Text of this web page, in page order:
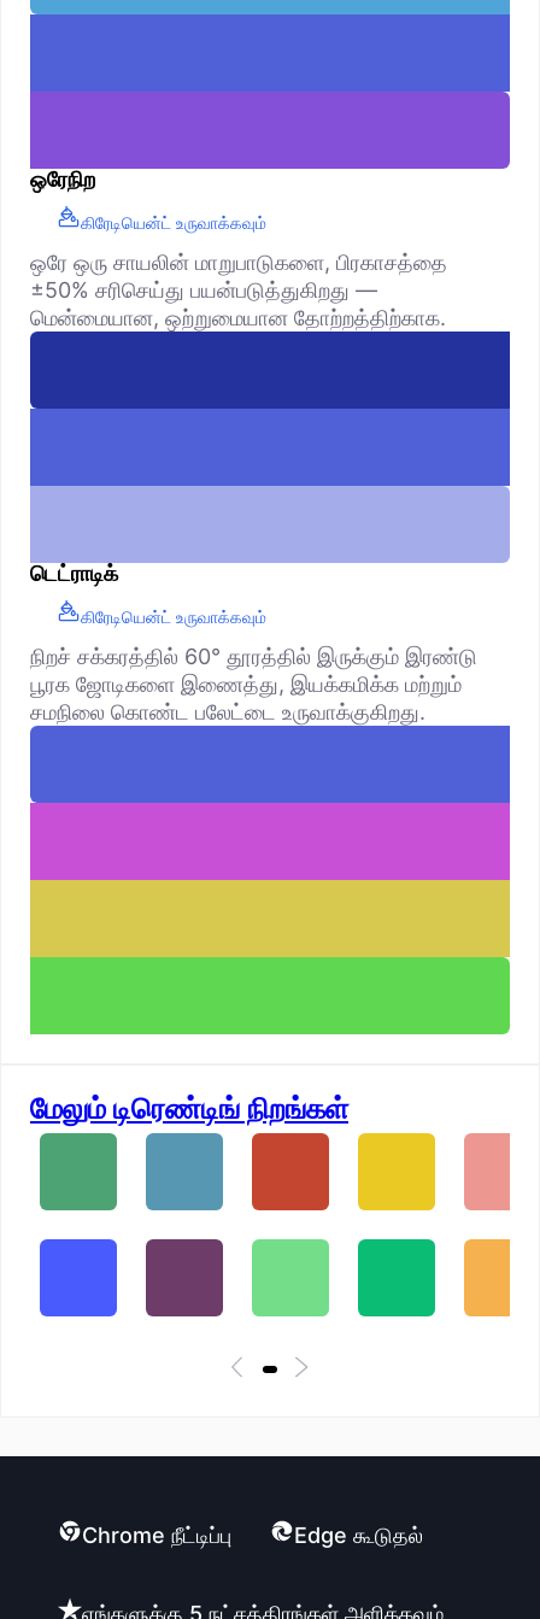
ஒரேநிற
கிரேடியென்ட் உருவாக்கவும்
ஒரே ஒரு சாயலின் மாறுபாடுகளை, பிரகாசத்தை
±50% சரிசெய்து பயன்படுத்துகிறது —
மென்மையான, ஒற்றுமையான தோற்றத்திற்காக.
டெட்ராடிக்
கிரேடியென்ட் உருவாக்கவும்
நிறச் சக்கரத்தில் 60° தூரத்தில் இருக்கும் இரண்டு
பூரக ஜோடிகளை இணைத்து, இயக்கமிக்க மற்றும்
சமநிலை கொண்ட பலேட்டை உருவாக்குகிறது.
மேலும் டிரெண்டிங் நிறங்கள்
Chrome நீட்டிப்பு Edge கூடுதல்
எங்களுக்கு 5 நட்சத்திரங்கள் அளிக்கவும்